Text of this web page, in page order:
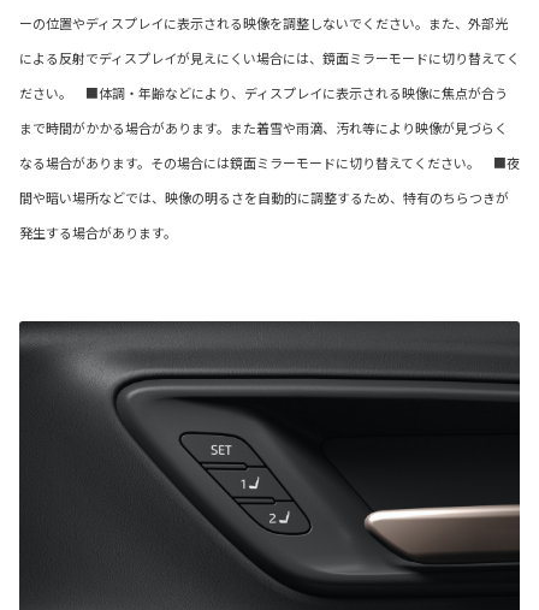
ーの位置やディスプレイに表示される映像を調整しないでください。また、外部光
による反射でディスプレイが見えにくい場合には、鏡面ミラーモードに切り替えてく
ださい。 ■体調・年齢などにより、ディスプレイに表示される映像に焦点が合う
まで時間がかかる場合があります。また着雪や雨滴、汚れ等により映像が見づらく
なる場合があります。その場合には鏡面ミラーモードに切り替えてください。 ■夜
間や暗い場所などでは、映像の明るさを自動的に調整するため、特有のちらつきが
発生する場合があります。